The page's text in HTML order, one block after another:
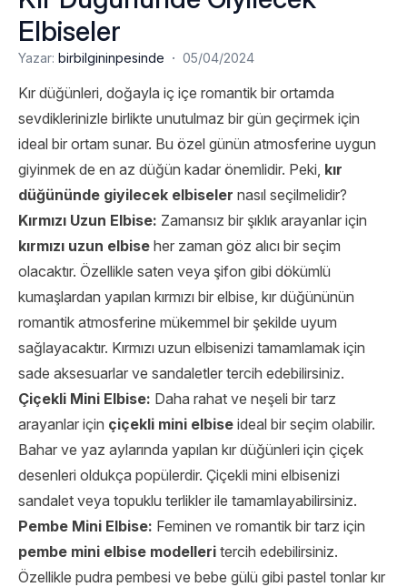
Elbiseler
Yazar: birbilgininpesinde · 05/04/2024
Kır düğünleri, doğayla iç içe romantik bir ortamda
sevdiklerinizle birlikte unutulmaz bir gün geçirmek için
ideal bir ortam sunar. Bu özel günün atmosferine uygun
giyinmek de en az düğün kadar önemlidir. Peki, kır
düğününde giyilecek elbiseler nasıl seçilmelidir?
Kırmızı Uzun Elbise: Zamansız bir şıklık arayanlar için
kırmızı uzun elbise her zaman göz alıcı bir seçim
olacaktır. Özellikle saten veya şifon gibi dökümlü
kumaşlardan yapılan kırmızı bir elbise, kır düğününün
romantik atmosferine mükemmel bir şekilde uyum
sağlayacaktır. Kırmızı uzun elbisenizi tamamlamak için
sade aksesuarlar ve sandaletler tercih edebilirsiniz.
Çiçekli Mini Elbise: Daha rahat ve neşeli bir tarz
arayanlar için çiçekli mini elbise ideal bir seçim olabilir.
Bahar ve yaz aylarında yapılan kır düğünleri için çiçek
desenleri oldukça popülerdir. Çiçekli mini elbisenizi
sandalet veya topuklu terlikler ile tamamlayabilirsiniz.
Pembe Mini Elbise: Feminen ve romantik bir tarz için
pembe mini elbise modelleri tercih edebilirsiniz.
Özellikle pudra pembesi ve bebe gülü gibi pastel tonlar kır